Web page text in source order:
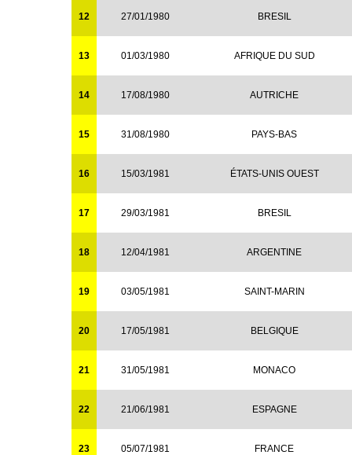
12 27/01/1980 BRESIL
13 01/03/1980 AFRIQUE DU SUD
14 17/08/1980 AUTRICHE
15 31/08/1980 PAYS-BAS
16 15/03/1981 ÉTATS-UNIS OUEST
17 29/03/1981 BRESIL
18 12/04/1981 ARGENTINE
19 03/05/1981 SAINT-MARIN
20 17/05/1981 BELGIQUE
21 31/05/1981 MONACO
22 21/06/1981 ESPAGNE
23 05/07/1981 FRANCE